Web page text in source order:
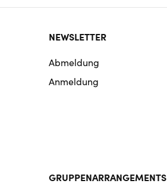
NEWSLETTER
Abmeldung
Anmeldung
GRUPPENARRANGEMENTS